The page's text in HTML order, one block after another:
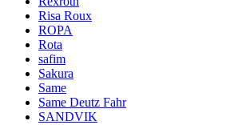
Risa Roux
ROPA
Rota
safim
Sakura
Same
Same Deutz Fahr
SANDVIK